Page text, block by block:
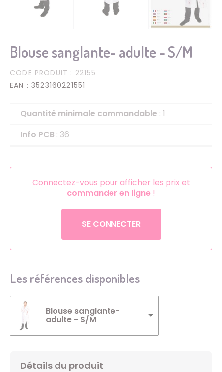
Blouse sanglante- adulte - S/M
CODE PRODUIT : 22155
EAN : 3523160221551
Quantité minimale commandable : 1
Info PCB : 36
Connectez-vous pour afficher les prix et
commander en ligne !
SE CONNECTER
Les références disponibles
Blouse sanglante-
adulte - S/M
Détails du produit